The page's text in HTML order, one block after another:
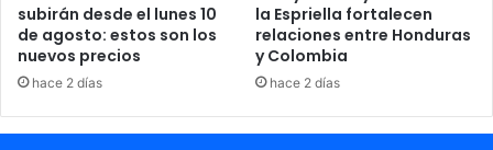
subirán desde el lunes 10
de agosto: estos son los
nuevos precios
hace 2 días
la Espriella fortalecen
relaciones entre Honduras
y Colombia
hace 2 días